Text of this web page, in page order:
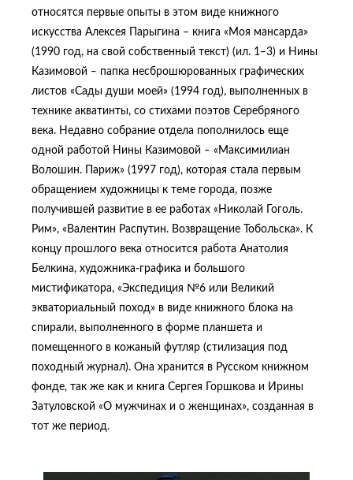
относятся первые опыты в этом виде книжного
искусства Алексея Парыгина – книга «Моя мансарда»
(1990 год, на свой собственный текст) (ил. 1‒3) и Нины
Казимовой ‒ папка несброшюрованных графических
листов «Сады души моей» (1994 год), выполненных в
технике акватинты, со стихами поэтов Серебряного
века. Недавно собрание отдела пополнилось еще
одной работой Нины Казимовой ‒ «Максимилиан
Волошин. Париж» (1997 год), которая стала первым
обращением художницы к теме города, позже
получившей развитие в ее работах «Николай Гоголь.
Рим», «Валентин Распутин. Возвращение Тобольска». К
концу прошлого века относится работа Анатолия
Белкина, художника-графика и большого
мистификатора, «Экспедиция №6 или Великий
экваториальный поход» в виде книжного блока на
спирали, выполненного в форме планшета и
помещенного в кожаный футляр (стилизация под
походный журнал). Она хранится в Русском книжном
фонде, так же как и книга Сергея Горшкова и Ирины
Затуловской «О мужчинах и о женщинах», созданная в
тот же период.